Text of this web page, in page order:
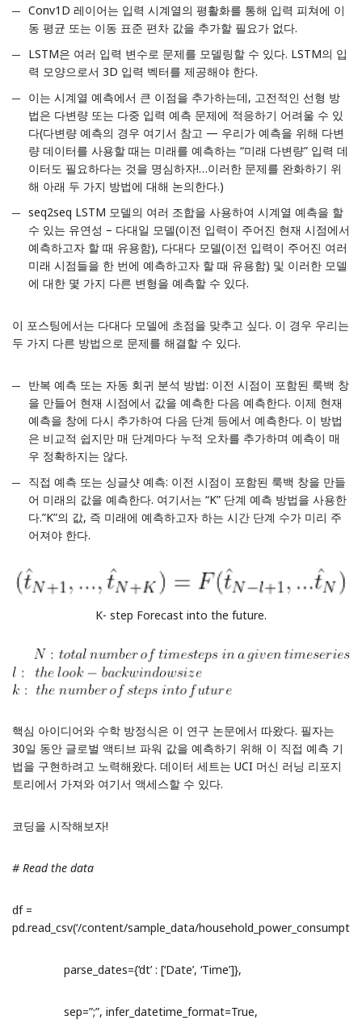
Conv1D 레이어는 입력 시계열의 평활화를 통해 입력 피쳐에 이
동 평균 또는 이동 표준 편차 값을 추가할 필요가 없다.
LSTM은 여러 입력 변수로 문제를 모델링할 수 있다. LSTM의 입
력 모양으로서 3D 입력 벡터를 제공해야 한다.
이는 시계열 예측에서 큰 이점을 추가하는데, 고전적인 선형 방
법은 다변량 또는 다중 입력 예측 문제에 적응하기 어려울 수 있
다(다변량 예측의 경우 여기서 참고 — 우리가 예측을 위해 다변
량 데이터를 사용할 때는 미래를 예측하는 “미래 다변량” 입력 데
이터도 필요하다는 것을 명심하자!…이러한 문제를 완화하기 위
해 아래 두 가지 방법에 대해 논의한다.)
seq2seq LSTM 모델의 여러 조합을 사용하여 시계열 예측을 할
수 있는 유연성 – 다대일 모델(이전 입력이 주어진 현재 시점에서
예측하고자 할 때 유용함), 다대다 모델(이전 입력이 주어진 여러
미래 시점들을 한 번에 예측하고자 할 때 유용함) 및 이러한 모델
에 대한 몇 가지 다른 변형을 예측할 수 있다.
이 포스팅에서는 다대다 모델에 초점을 맞추고 싶다. 이 경우 우리는
두 가지 다른 방법으로 문제를 해결할 수 있다.
반복 예측 또는 자동 회귀 분석 방법: 이전 시점이 포함된 룩백 창
을 만들어 현재 시점에서 값을 예측한 다음 예측한다. 이제 현재
예측을 창에 다시 추가하여 다음 단계 등에서 예측한다. 이 방법
은 비교적 쉽지만 매 단계마다 누적 오차를 추가하며 예측이 매
우 정확하지는 않다.
직접 예측 또는 싱글샷 예측: 이전 시점이 포함된 룩백 창을 만들
어 미래의 값을 예측한다. 여기서는 “K” 단계 예측 방법을 사용한
다.”K”의 값, 즉 미래에 예측하고자 하는 시간 단계 수가 미리 주
어져야 한다.
K- step Forecast into the future.
핵심 아이디어와 수학 방정식은 이 연구 논문에서 따왔다. 필자는
30일 동안 글로벌 액티브 파워 값을 예측하기 위해 이 직접 예측 기
법을 구현하려고 노력해왔다. 데이터 세트는 UCI 머신 러닝 리포지
토리에서 가져와 여기서 액세스할 수 있다.
코딩을 시작해보자!
# Read the data
df =
pd.read_csv(‘/content/sample_data/
parse_dates={‘dt’ : [‘Date’, ‘Time’]},
sep=”;”, infer_datetime_format=True,